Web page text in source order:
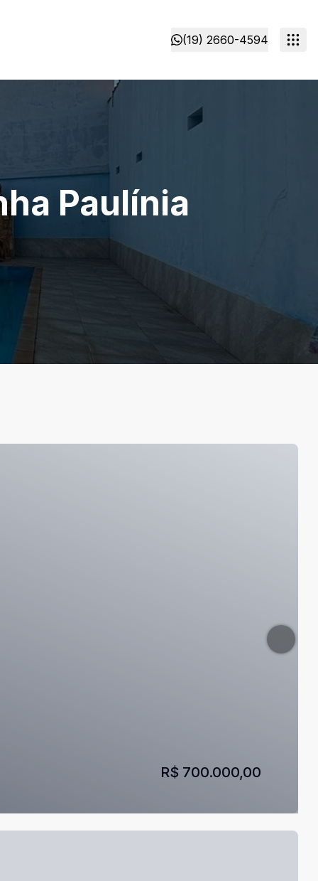
(19) 2660-4594
Paulínia
R$ 700.000,00